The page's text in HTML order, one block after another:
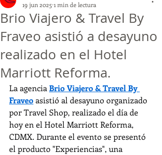
Brio Viajero & Travel By
Fraveo asistió a desayuno
realizado en el Hotel
Marriott Reforma.
19 jun 2025 1 min de lectura
La agencia Brio Viajero & Travel By
Fraveo asistió al desayuno organizado
por Travel Shop, realizado el día de
hoy en el Hotel Marriott Reforma,
CDMX. Durante el evento se presentó
el producto "Experiencias", una